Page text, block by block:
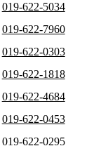
019-622-5034
019-622-7960
019-622-0303
019-622-1818
019-622-4684
019-622-0453
019-622-0295